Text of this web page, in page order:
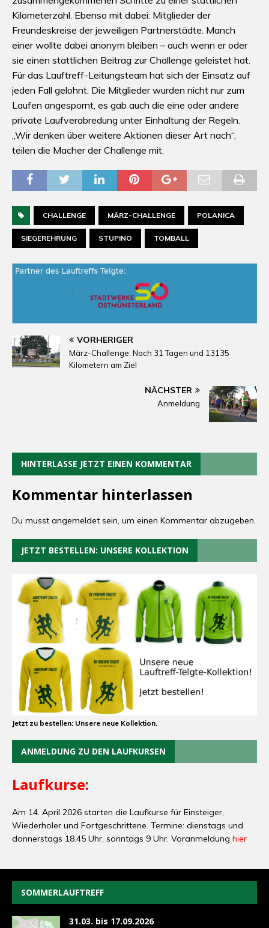
Kilometerzahl. Ebenso mit dabei: Mitglieder der
Freundeskreise der jeweiligen Partnerstädte. Manch
einer wollte dabei anonym bleiben – auch wenn er oder
sie einen stattlichen Beitrag zur Challenge geleistet hat.
Für das Lauftreff-Leitungsteam hat sich der Einsatz auf
jeden Fall gelohnt. Die Mitglieder wurden nicht nur zum
Laufen angespornt, es gab auch die eine oder andere
private Laufverabredung unter Einhaltung der Regeln.
„Wir denken über weitere Aktionen dieser Art nach“,
teilen die Macher der Challenge mit.
CHALLENGE MÄRZ-CHALLENGE POLANICA
SIEGEREHRUNG STUPINO TOMBALL
VORHERIGER
März-Challenge: Nach 31 Tagen und 13135
Kilometern am Ziel
NÄCHSTER
Anmeldung
HINTERLASSE JETZT EINEN KOMMENTAR
Kommentar hinterlassen
Du musst angemeldet sein, um einen Kommentar abzugeben.
JETZT BESTELLEN: UNSERE KOLLEKTION
Jetzt zu bestellen: Unsere neue Kollektion.
ANMELDUNG ZU DEN LAUFKURSEN
Laufkurse:
Am 14. April 2026 starten die Laufkurse für Einsteiger,
Wiederholer und Fortgeschrittene. Termine: dienstags und
donnerstags 18.45 Uhr, sonntags 9 Uhr. Voranmeldung hier
SOMMERLAUFTREFF
31.03. bis 17.09.2026